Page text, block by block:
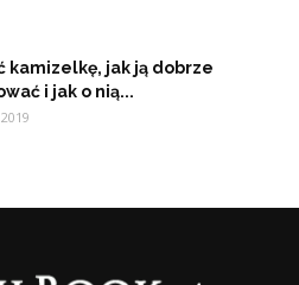
kamizelkę, jak ją dobrze
i jak o nią...